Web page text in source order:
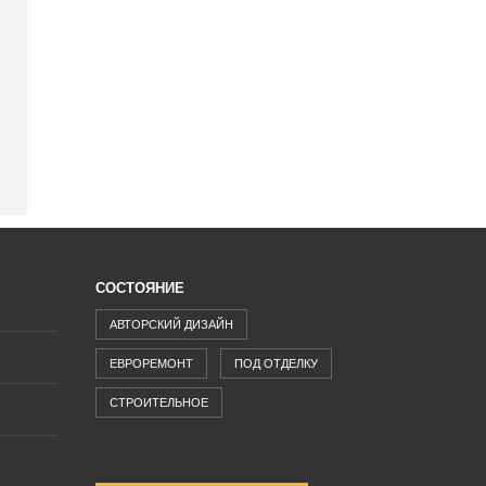
СОСТОЯНИЕ
АВТОРСКИЙ ДИЗАЙН
ЕВРОРЕМОНТ ПОД ОТДЕЛКУ
СТРОИТЕЛЬНОЕ